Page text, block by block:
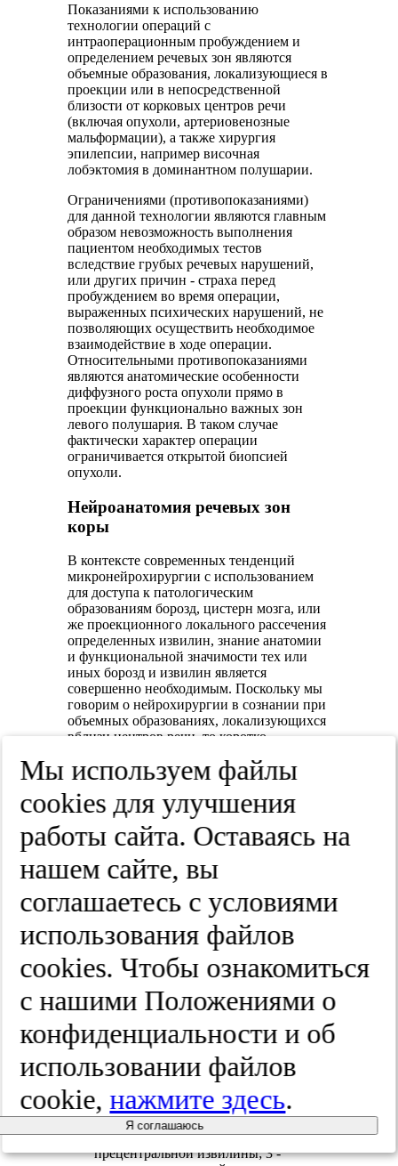
Показаниями к использованию
технологии операций с
интраоперационным пробуждением и
определением речевых зон являются
объемные образования, локализующиеся в
проекции или в непосредственной
близости от корковых центров речи
(включая опухоли, артериовенозные
мальформации), а также хирургия
эпилепсии, например височная
лобэктомия в доминантном полушарии.
Ограничениями (противопоказаниями)
для данной технологии являются главным
образом невозможность выполнения
пациентом необходимых тестов
вследствие грубых речевых нарушений,
или других причин - страха перед
пробуждением во время операции,
выраженных психических нарушений, не
позволяющих осуществить необходимое
взаимодействие в ходе операции.
Относительными противопоказаниями
являются анатомические особенности
диффузного роста опухоли прямо в
проекции функционально важных зон
левого полушария. В таком случае
фактически характер операции
ограничивается открытой биопсией
опухоли.
Нейроанатомия речевых зон
коры
В контексте современных тенденций
микронейрохирургии с использованием
для доступа к патологическим
образованиям борозд, цистерн мозга, или
же проекционного локального рассечения
определенных извилин, знание анатомии
и функциональной значимости тех или
иных борозд и извилин является
совершенно необходимым. Поскольку мы
говорим о нейрохирургии в сознании при
объемных образованиях, локализующихся
вблизи центров речи, то коротко
структурах мозга, связанных с речевыми
функциями.
У большинства людей моторный (Брока) и
сенсорный (Вернике) центры речи
локализуются на латеральной
поверхности коры доминантного
полушария (чаще - левого) вблизи
cильвиевой щели [9, 10]. Важнейшими
анатомическими ориентирами при этом
Рис. 1. Анатомические
ориентиры речевых зон
доминантного полушария. 1 -
(треугольная часть); 2 - стык
нижней лобной извилины
(покрышечная часть) и
прецентральной извилины; 3 -
Мы используем файлы
cооkies для улучшения
работы сайта. Оставаясь на
нашем сайте, вы
соглашаетесь с условиями
использования файлов
cооkies. Чтобы ознакомиться
с нашими Положениями о
конфиденциальности и об
использовании файлов
cookie,нажмите здесь.
Я соглашаюсь